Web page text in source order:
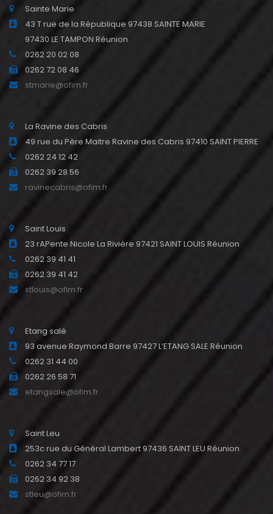
Sainte Marie
43 T rue de la République 97438 SAINTE MARIE
97430 LE TAMPON Réunion
0262 20 02 08
0262 72 08 46
stmarie@ofim.fr
La Ravine des Cabris
49 rue du Père Maitre Ravine des Cabris 97410 SAINT PIERRE
0262 24 12 42
0262 39 28 56
ravinecabris@ofim.fr
Saint Louis
23 rAPente Nicole La Rivière 97421 SAINT LOUIS Réunion
0262 39 41 41
0262 39 41 42
stlouis@ofim.fr
Etang salé
93 avenue Raymond Barre 97427 L’ETANG SALE Réunion
0262 31 44 00
0262 26 58 71
etangsale@ofim.fr
Saint Leu
253c rue du Général Lambert 97436 SAINT LEU Réunion
0262 34 77 17
0262 34 92 38
stleu@ofim.fr